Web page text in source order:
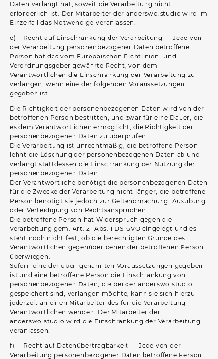
Daten verlangt hat, soweit die Verarbeitung nicht
erforderlich ist. Der Mitarbeiter der anderswo.studio wird im
Einzelfall das Notwendige veranlassen.
e) Recht auf Einschränkung der Verarbeitung - Jede von
der Verarbeitung personenbezogener Daten betroffene
Person hat das vom Europäischen Richtlinien- und
Verordnungsgeber gewährte Recht, von dem
Verantwortlichen die Einschränkung der Verarbeitung zu
verlangen, wenn eine der folgenden Voraussetzungen
gegeben ist:
Die Richtigkeit der personenbezogenen Daten wird von der
betroffenen Person bestritten, und zwar für eine Dauer, die
es dem Verantwortlichen ermöglicht, die Richtigkeit der
personenbezogenen Daten zu überprüfen.
Die Verarbeitung ist unrechtmäßig, die betroffene Person
lehnt die Löschung der personenbezogenen Daten ab und
verlangt stattdessen die Einschränkung der Nutzung der
personenbezogenen Daten.
Der Verantwortliche benötigt die personenbezogenen Daten
für die Zwecke der Verarbeitung nicht länger, die betroffene
Person benötigt sie jedoch zur Geltendmachung, Ausübung
oder Verteidigung von Rechtsansprüchen.
Die betroffene Person hat Widerspruch gegen die
Verarbeitung gem. Art. 21 Abs. 1 DS-GVO eingelegt und es
steht noch nicht fest, ob die berechtigten Gründe des
Verantwortlichen gegenüber denen der betroffenen Person
überwiegen.
Sofern eine der oben genannten Voraussetzungen gegeben
ist und eine betroffene Person die Einschränkung von
personenbezogenen Daten, die bei der anderswo.studio
gespeichert sind, verlangen möchte, kann sie sich hierzu
jederzeit an einen Mitarbeiter des für die Verarbeitung
Verantwortlichen wenden. Der Mitarbeiter der
anderswo.studio wird die Einschränkung der Verarbeitung
veranlassen.
f) Recht auf Datenübertragbarkeit - Jede von der
Verarbeitung personenbezogener Daten betroffene Person